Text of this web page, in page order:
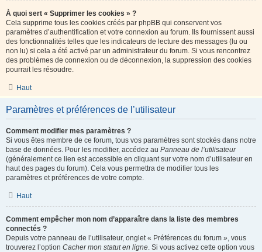
À quoi sert « Supprimer les cookies » ?
Cela supprime tous les cookies créés par phpBB qui conservent vos
paramètres d’authentification et votre connexion au forum. Ils fournissent aussi
des fonctionnalités telles que les indicateurs de lecture des messages (lu ou
non lu) si cela a été activé par un administrateur du forum. Si vous rencontrez
des problèmes de connexion ou de déconnexion, la suppression des cookies
pourrait les résoudre.
Haut
Paramètres et préférences de l’utilisateur
Comment modifier mes paramètres ?
Si vous êtes membre de ce forum, tous vos paramètres sont stockés dans notre
base de données. Pour les modifier, accédez au Panneau de l’utilisateur
(généralement ce lien est accessible en cliquant sur votre nom d’utilisateur en
haut des pages du forum). Cela vous permettra de modifier tous les
paramètres et préférences de votre compte.
Haut
Comment empêcher mon nom d’apparaître dans la liste des membres
connectés ?
Depuis votre panneau de l’utilisateur, onglet « Préférences du forum », vous
trouverez l’option Cacher mon statut en ligne. Si vous activez cette option vous